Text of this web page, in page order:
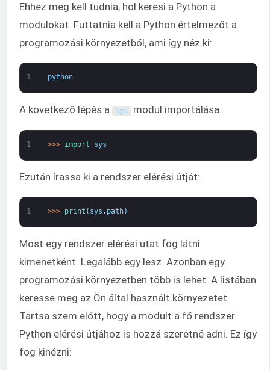
Ehhez meg kell tudnia, hol keresi a Python a
modulokat. Futtatnia kell a Python értelmezőt a
programozási környezetből, ami így néz ki:
1 python
A következő lépés a sys modul importálása:
1 >>> import sys
Ezután írassa ki a rendszer elérési útját:
1 >>> print ( sys . path)
Most egy rendszer elérési utat fog látni
kimenetként. Legalább egy lesz. Azonban egy
programozási környezetben több is lehet. A listában
keresse meg az Ön által használt környezetet.
Tartsa szem előtt, hogy a modult a fő rendszer
Python elérési útjához is hozzá szeretné adni. Ez így
fog kinézni: